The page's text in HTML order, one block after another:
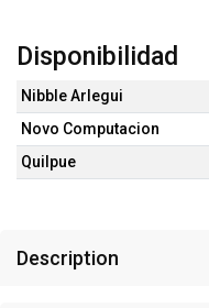
Disponibilidad
Nibble Arlegui
Novo Computacion
Quilpue
Description